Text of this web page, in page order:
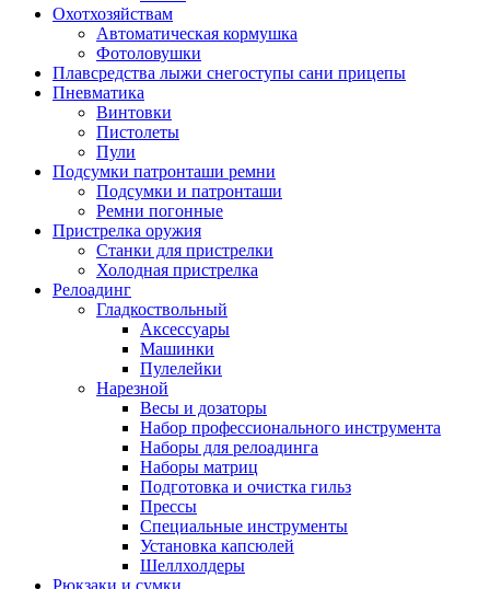
Охотхозяйствам
Автоматическая кормушка
Фотоловушки
Плавсредства лыжи снегоступы сани прицепы
Пневматика
Винтовки
Пистолеты
Пули
Подсумки патронташи ремни
Подсумки и патронташи
Ремни погонные
Пристрелка оружия
Станки для пристрелки
Холодная пристрелка
Релоадинг
Гладкоствольный
Аксессуары
Машинки
Пулелейки
Нарезной
Весы и дозаторы
Набор профессионального инструмента
Наборы для релоадинга
Наборы матриц
Подготовка и очистка гильз
Прессы
Специальные инструменты
Установка капсюлей
Шеллхолдеры
Рюкзаки и сумки